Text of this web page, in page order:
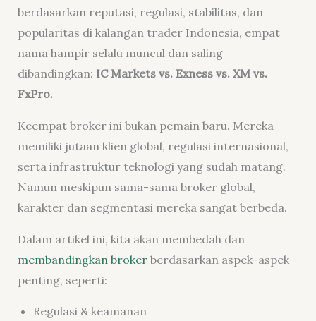
berdasarkan reputasi, regulasi, stabilitas, dan
popularitas di kalangan trader Indonesia, empat
nama hampir selalu muncul dan saling
dibandingkan: IC Markets vs. Exness vs. XM vs.
FxPro.
Keempat broker ini bukan pemain baru. Mereka
memiliki jutaan klien global, regulasi internasional,
serta infrastruktur teknologi yang sudah matang.
Namun meskipun sama-sama broker global,
karakter dan segmentasi mereka sangat berbeda.
Dalam artikel ini, kita akan membedah dan
membandingkan brokerberdasarkan aspek-aspek
penting, seperti:
Regulasi & keamanan